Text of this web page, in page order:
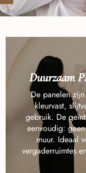
Duurzaam
De panelen
kleurvast,
gebruik. De
eenvoudig:
muur. Ideaal
vergaderruimtes